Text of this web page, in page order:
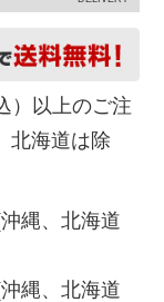
）以上のご注
北海道は除
、北海道
、北海道